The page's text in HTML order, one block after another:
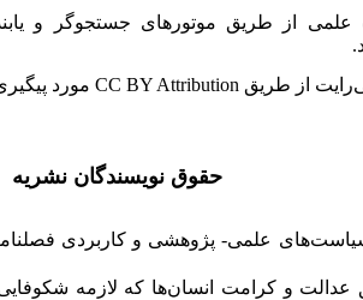
از طریق موتورهای جستجوگر و
از طریق CC BY Attribution مورد
حقوق نویسندگان نشریه
علمی- پژوهشی و کاربردی
عدالت و کرامت انسان‌ها که لازمه